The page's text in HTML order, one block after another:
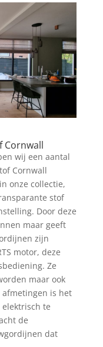
Cornwall
wij een aantal
Cornwall
onze collectie,
stof
Door deze
maar geeft
zijn
motor, deze
Ze
maar ook
afmetingen is het
te
de
dat